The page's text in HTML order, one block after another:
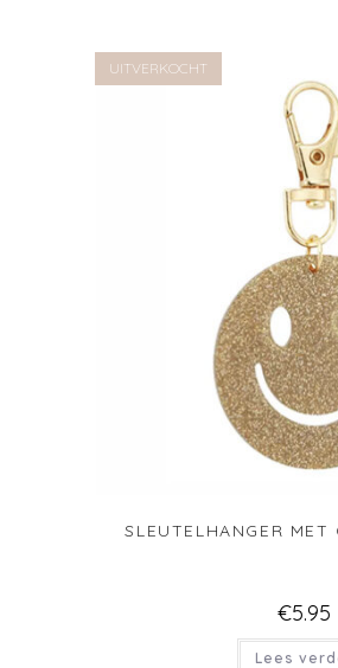
UITVERKOCHT
SLEUTELHANGER MET
€5.95
Lees